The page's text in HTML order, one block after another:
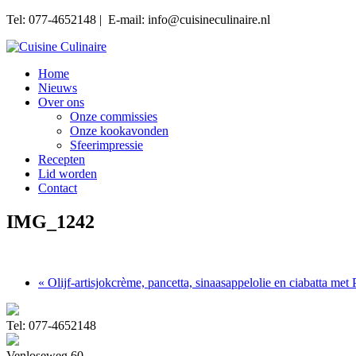
Tel: 077-4652148 | E-mail: info@cuisineculinaire.nl
Home
Nieuws
Over ons
Onze commissies
Onze kookavonden
Sfeerimpressie
Recepten
Lid worden
Contact
IMG_1242
« Olijf-artisjokcrème, pancetta, sinaasappelolie en ciabatta met
Tel: 077-4652148